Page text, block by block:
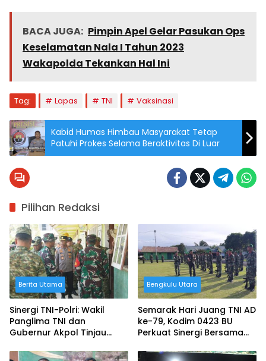
BACA JUGA: Pimpin Apel Gelar Pasukan Ops
Keselamatan Nala I Tahun 2023
Wakapolda Tekankan Hal Ini
Tag: Lapas TNI Vaksinasi
Kabid Humas Himbau Masyarakat Tetap
Patuhi Prokes Selama Beraktivitas Di Luar
Pilihan Redaksi
Berita Utama
Sinergi TNI-Polri: Wakil
Panglima TNI dan
Gubernur Akpol Tinjau
Aceh Tamiang
Bengkulu Utara
Semarak Hari Juang TNI AD
ke-79, Kodim 0423 BU
Perkuat Sinergi Bersama